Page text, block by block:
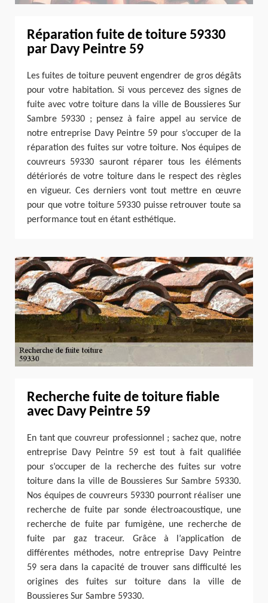
Réparation fuite de toiture 59330
par Davy Peintre 59
Les fuites de toiture peuvent engendrer de gros dégâts
pour votre habitation. Si vous percevez des signes de
fuite avec votre toiture dans la ville de Boussieres Sur
Sambre 59330 ; pensez à faire appel au service de
notre entreprise Davy Peintre 59 pour s’occuper de la
réparation des fuites sur votre toiture. Nos équipes de
couvreurs 59330 sauront réparer tous les éléments
détériorés de votre toiture dans le respect des règles
en vigueur. Ces derniers vont tout mettre en œuvre
pour que votre toiture 59330 puisse retrouver toute sa
performance tout en étant esthétique.
Recherche fuite de toiture fiable
avec Davy Peintre 59
En tant que couvreur professionnel ; sachez que, notre
entreprise Davy Peintre 59 est tout à fait qualifiée
pour s’occuper de la recherche des fuites sur votre
toiture dans la ville de Boussieres Sur Sambre 59330.
Nos équipes de couvreurs 59330 pourront réaliser une
recherche de fuite par sonde électroacoustique, une
recherche de fuite par fumigène, une recherche de
fuite par gaz traceur. Grâce à l’application de
différentes méthodes, notre entreprise Davy Peintre
59 sera dans la capacité de trouver sans difficulté les
origines des fuites sur toiture dans la ville de
Boussieres Sur Sambre 59330.